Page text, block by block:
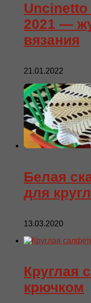
2021 —
вязания
21.01.2022
Белая
для
13.03.2020
Круглая
крючком